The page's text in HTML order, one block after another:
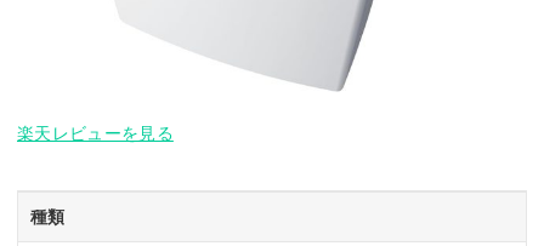
楽天レビューを見る
種類